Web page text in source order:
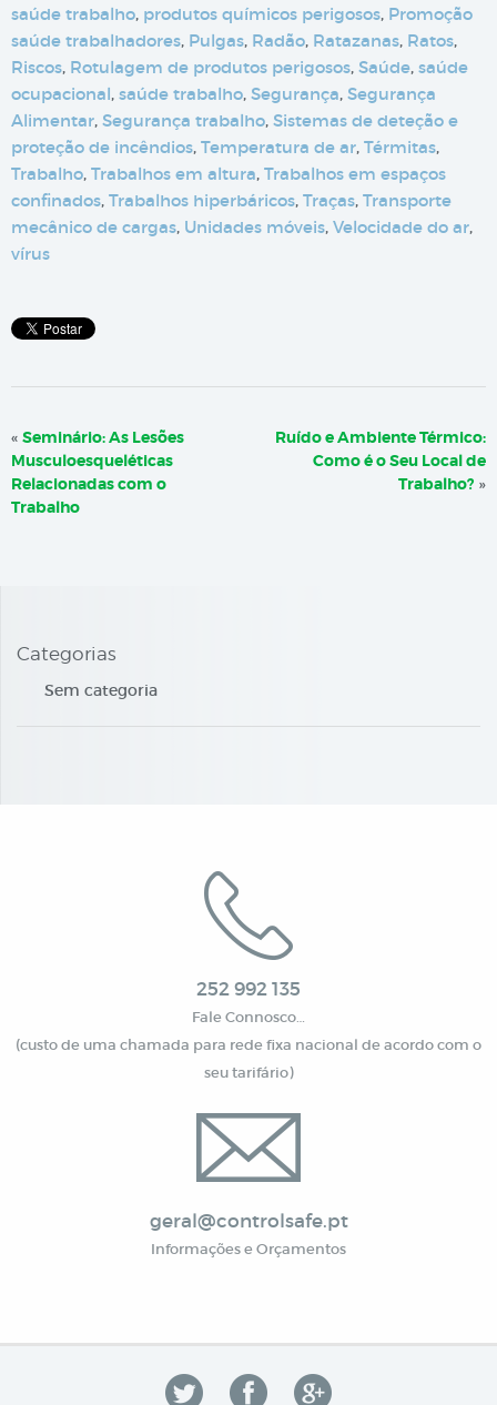
saúde trabalho, produtos químicos perigosos, Promoção
saúde trabalhadores, Pulgas, Radão, Ratazanas, Ratos,
Riscos, Rotulagem de produtos perigosos, Saúde, saúde
ocupacional, saúde trabalho, Segurança, Segurança
Alimentar, Segurança trabalho, Sistemas de deteção e
proteção de incêndios, Temperatura de ar, Térmitas,
Trabalho, Trabalhos em altura, Trabalhos em espaços
confinados, Trabalhos hiperbáricos, Traças, Transporte
mecânico de cargas, Unidades móveis, Velocidade do ar,
vírus
« Seminário: As Lesões
Musculoesqueléticas
Relacionadas com o
Trabalho
Ruído e Ambiente Térmico:
Como é o Seu Local de
Trabalho? »
Categorias
Sem categoria
252 992 135
Fale Connosco…
(custo de uma chamada para rede fixa nacional de acordo com o
seu tarifário)
geral@controlsafe.pt
Informações e Orçamentos